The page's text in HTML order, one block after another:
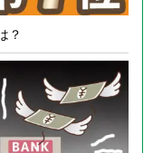
？